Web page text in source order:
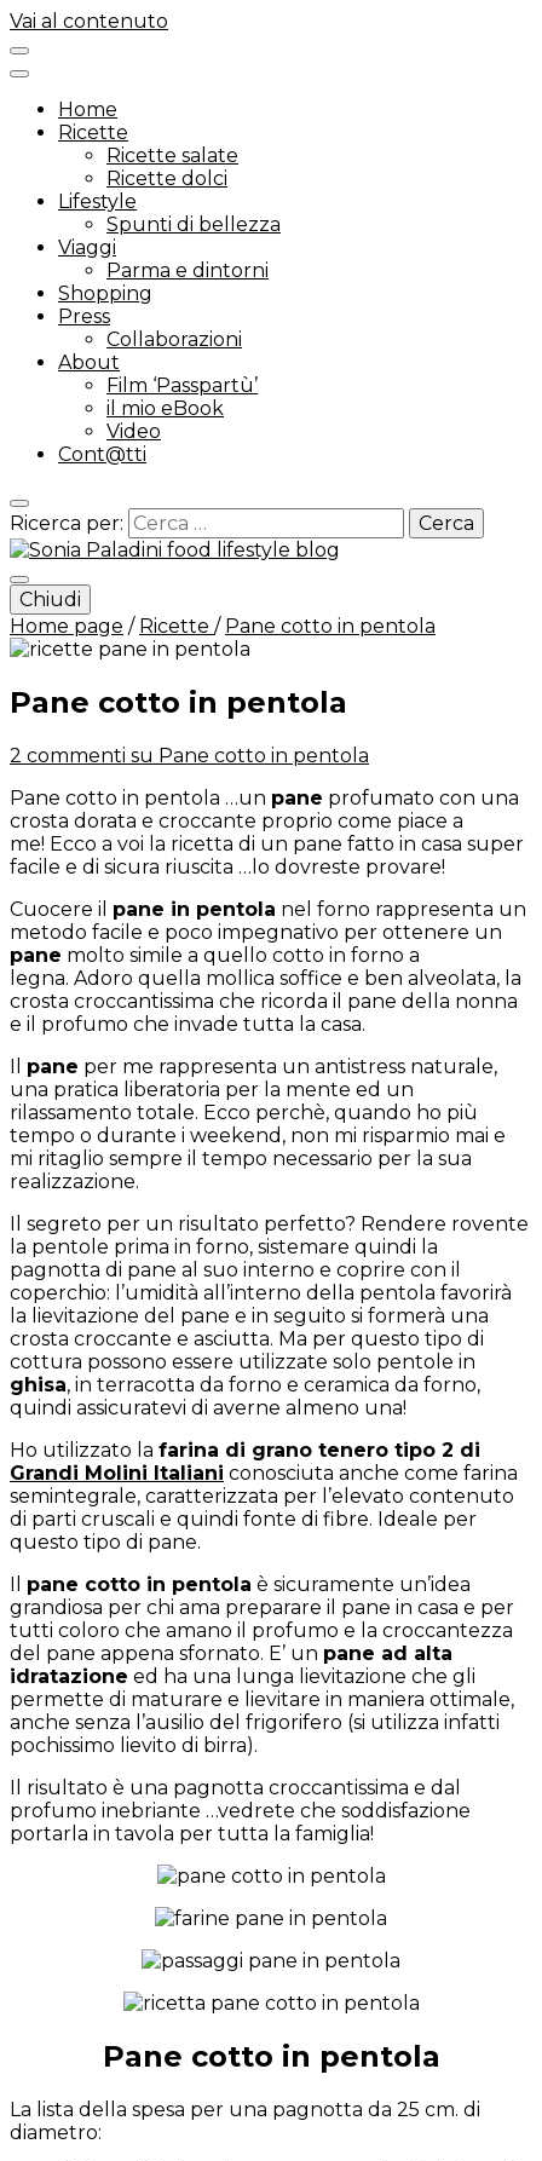
Vai al contenuto
Home
Ricette
Ricette salate
Ricette dolci
Lifestyle
Spunti di bellezza
Viaggi
Parma e dintorni
Shopping
Press
Collaborazioni
About
Film ‘Passpartù’
il mio eBook
Video
Cont@tti
Ricerca per:
Sonia Paladini – food and
lifestyle blog – Italy
Chiudi
Home page / Ricette / Pane cotto in pentola
Pane cotto in pentola
2 commenti su Pane cotto in pentola
Pane cotto in pentola …un pane profumato con una
crosta dorata e croccante proprio come piace a
me! Ecco a voi la ricetta di un pane fatto in casa super
facile e di sicura riuscita …lo dovreste provare!
Cuocere il pane in pentola nel forno rappresenta un
metodo facile e poco impegnativo per ottenere un
pane molto simile a quello cotto in forno a
legna. Adoro quella mollica soffice e ben alveolata, la
crosta croccantissima che ricorda il pane della nonna
e il profumo che invade tutta la casa.
Il pane per me rappresenta un antistress naturale,
una pratica liberatoria per la mente ed un
rilassamento totale. Ecco perchè, quando ho più
tempo o durante i weekend, non mi risparmio mai e
mi ritaglio sempre il tempo necessario per la sua
realizzazione.
Il segreto per un risultato perfetto? Rendere rovente
la pentole prima in forno, sistemare quindi la
pagnotta di pane al suo interno e coprire con il
coperchio: l’umidità all’interno della pentola favorirà
la lievitazione del pane e in seguito si formerà una
crosta croccante e asciutta. Ma per questo tipo di
cottura possono essere utilizzate solo pentole in
ghisa, in terracotta da forno e ceramica da forno,
quindi assicuratevi di averne almeno una!
Ho utilizzato la farina di grano tenero tipo 2 di
Grandi Molini Italiani conosciuta anche come farina
semintegrale, caratterizzata per l’elevato contenuto
di parti cruscali e quindi fonte di fibre. Ideale per
questo tipo di pane.
Il pane cotto in pentola è sicuramente un’idea
grandiosa per chi ama preparare il pane in casa e per
tutti coloro che amano il profumo e la croccantezza
del pane appena sfornato. E’ un pane ad alta
idratazione ed ha una lunga lievitazione che gli
permette di maturare e lievitare in maniera ottimale,
anche senza l’ausilio del frigorifero (si utilizza infatti
pochissimo lievito di birra).
Il risultato è una pagnotta croccantissima e dal
profumo inebriante …vedrete che soddisfazione
portarla in tavola per tutta la famiglia!
Pane cotto in pentola
La lista della spesa per una pagnotta da 25 cm. di
diametro: